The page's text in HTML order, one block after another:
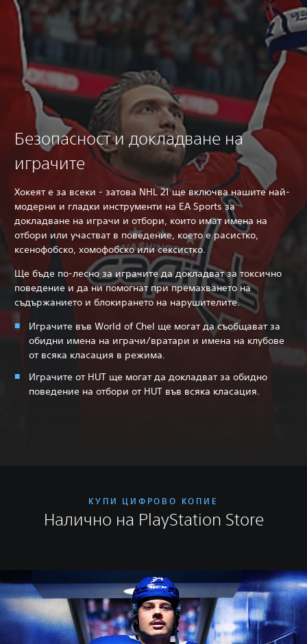
Безопасност и докладване на
играчите
Хокеят е за всеки - затова NHL 21 ще включва нашите най-
модерни и гладки инструменти на EA Sports за
докладване на играчи и отбори, които имат имена на
отбори или участват в поведение, което е расистко,
ксенофобско, хомофобско или сексистко.
Ще бъде по-лесно за играчите да докладват за токсично
поведение и да ни помогнат при премахването на
съдържанието и блокирането на нарушителите.
Играчите във World of Chel ще могат да съобщават за
обидни имена на играчи/вратари и имена на клубове
от всяка класация в режима.
Играчите от HUT ще могат да докладват за обидно
поведение на отбори от HUT във всяка класация.
КУПИ ЦИФРОВО КОПИЕ
Налично на PlayStation Store